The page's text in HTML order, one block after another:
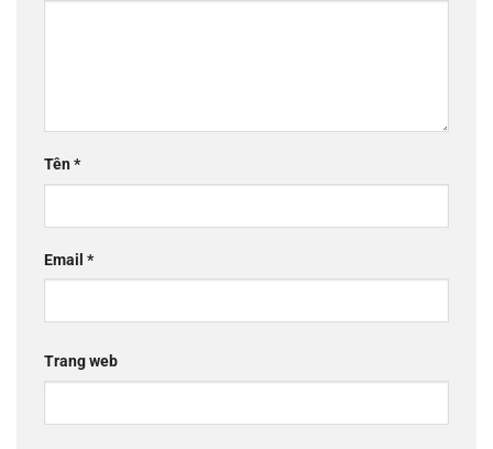
Tên*
Email *
Trang web